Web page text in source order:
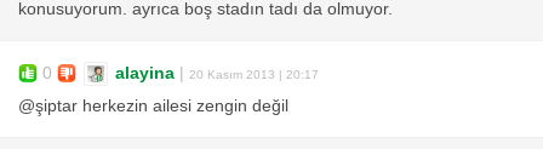
konusuyorum. ayrıca boş stadın tadı da olmuyor.
0 alayina | 20 Kasım 2013 | 20:17
@şiptar herkezin ailesi zengin değil